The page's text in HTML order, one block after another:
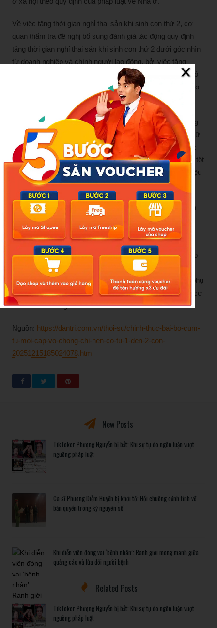
Về việc tăng thời gian nghỉ thai sản khi sinh con thứ 2, cơ
quan thẩm tra đề nghị bổ sung đánh giá tác động quy định
tăng thời gian nghỉ thai sản khi sinh con thứ 2 dưới góc nhìn
từ doanh nghiệp và chính người lao động, bởi việc tăng
quyền lợi về chế độ nghỉ thai sản cho các cặp vợ chồng có
thể gây e ngại cho chủ sử dụng lao động khi tuyển dụng lao
Chính phủ tiếp thu ý kiến này và bổ sung đánh giá tác động
việc tăng thời gian nghỉ thai sản nhằm khuyến khích phụ nữ
sinh con, đồng thời giúp phụ nữ sau sinh con phục hồi sức
khỏe tốt hơn, khi quay lại làm việc với sức khỏe, tinh thần tốt
sẽ có hiệu suất làm việc cao, từ đó gắn bó và đóng góp hiệu
quả hơn cho doanh nghiệp.
Doanh nghiệp cũng được hưởng lợi khi giảm chi phí tuyển
mới, đào tạo lại và nâng cao hình ảnh trách nhiệm xã hội,
chia sẻ trách nhiệm của doanh nghiệp với Nhà nước.
Quy định tăng thời gian nghỉ thai sản như Luật dân số, theo
Chính phủ, là phù hợp để bảo vệ sức khỏe bà mẹ. Đây là
chính sách ưu tiên của Nhà nước nhằm thúc đẩy, hỗ trợ phụ
nữ sinh con, sinh đủ hai con, về dài hạn tránh được nguy cơ
thiếu hụt lao động.
Nguồn: https://dantri.com.vn/thoi-su/chinh-thuc-bai-bo-cum-
tu-moi-cap-vo-chong-chi-nen-co-tu-1-den-2-con-
20251215185024078.htm
New Posts
TikToker Phượng Nguyễn bị bắt: Khi sự tự do ngôn luận vượt
ngưỡng pháp luật
Ca sĩ Phương Diễm Huyền bị khởi tố: Hồi chuông cảnh tỉnh về
bản quyền trong kỷ nguyên số
Khi diễn viên đóng vai ‘bệnh nhân’: Ranh giới mong manh giữa
quảng cáo và lừa dối người bệnh
Related Posts
TikToker Phượng Nguyễn bị bắt: Khi sự tự do ngôn luận vượt
ngưỡng pháp luật